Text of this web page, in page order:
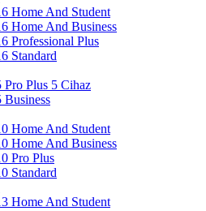
Home And Student
Home And Business
Professional Plus
Standard
Plus 5 Cihaz
Home And Student
Home And Business
Pro Plus
Standard
Home And Student